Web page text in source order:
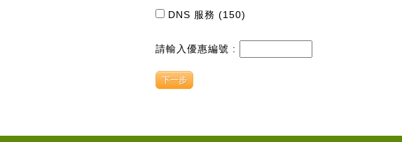
DNS 服務 (150)
請輸入優惠編號 :